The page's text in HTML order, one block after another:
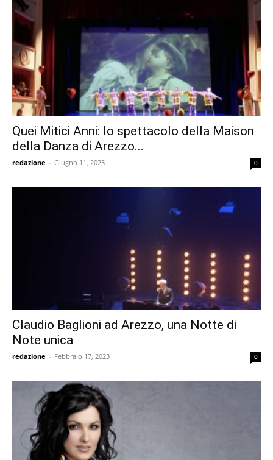
Quei Mitici Anni: lo spettacolo della Maison
della Danza di Arezzo...
redazione - Giugno 11, 2023 0
Claudio Baglioni ad Arezzo, una Notte di
Note unica
redazione - Febbraio 17, 2023 0